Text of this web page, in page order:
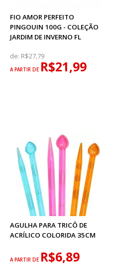
FIO AMOR PERFEITO
PINGOUIN 100G - COLEÇÃO
JARDIM DE INVERNO FL
de: R$27,79
A PARTIR DE R$21,99
AGULHA PARA TRICÔ DE
ACRÍLICO COLORIDA 35CM
A PARTIR DE R$6,89